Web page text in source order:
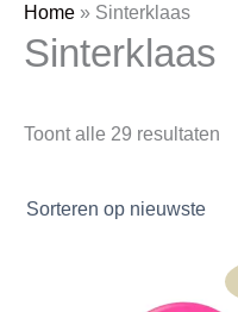
Home » Sinterklaas
Sinterklaas
Toont alle 29 resultaten